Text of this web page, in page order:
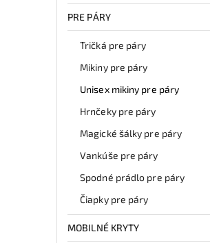
PRE PÁRY
Tričká pre páry
Mikiny pre páry
Unisex mikiny pre páry
Hrnčeky pre páry
Magické šálky pre páry
Vankúše pre páry
Spodné prádlo pre páry
Čiapky pre páry
MOBILNÉ KRYTY